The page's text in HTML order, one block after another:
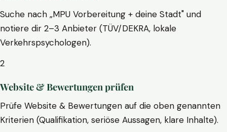
Suche nach „MPU Vorbereitung + deine Stadt" und
notiere dir 2–3 Anbieter (TÜV/DEKRA, lokale
Verkehrspsychologen).
2
Website & Bewertungen prüfen
Prüfe Website & Bewertungen auf die oben genannten
Kriterien (Qualifikation, seriöse Aussagen, klare Inhalte).